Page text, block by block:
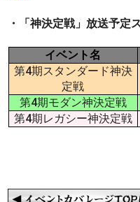
・「神決定戦」放送予定
イベント名
第4期スタンダード神決
定戦
第4期モダン神決定戦
第4期レガシー神決定戦